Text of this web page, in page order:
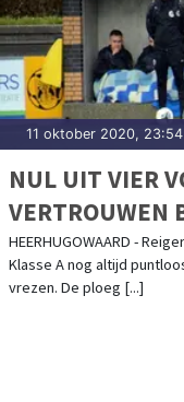
11 oktober 2020,
NUL UIT VIER
VERTROUWEN
HEERHUGOWAARD -
Klasse A nog altijd
vrezen. De ploeg [...]